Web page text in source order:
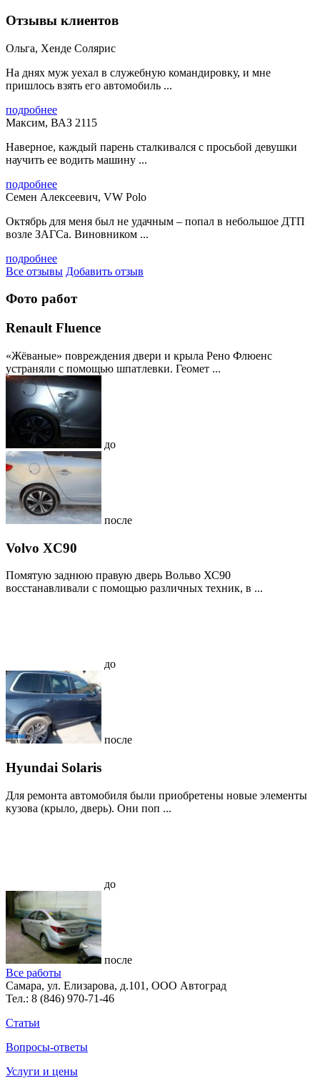
Отзывы клиентов
Ольга, Хенде Солярис
На днях муж уехал в служебную командировку, и мне
пришлось взять его автомобиль ...
подробнее
Максим, ВАЗ 2115
Наверное, каждый парень сталкивался с просьбой девушки
научить ее водить машину ...
подробнее
Семен Алексеевич, VW Polo
Октябрь для меня был не удачным – попал в небольшое ДТП
возле ЗАГСа. Виновником ...
подробнее
Все отзывы Добавить отзыв
Фото работ
Renault Fluence
«Жёваные» повреждения двери и крыла Рено Флюенс
устраняли с помощью шпатлевки. Геомет ...
до
после
Volvo XC90
Помятую заднюю правую дверь Вольво ХС90
восстанавливали с помощью различных техник, в ...
до
после
Hyundai Solaris
Для ремонта автомобиля были приобретены новые элементы
кузова (крыло, дверь). Они поп ...
до
после
Все работы
Самара, ул. Елизарова, д.101, ООО Автоград
Тел.: 8 (846) 970-71-46
Статьи
Вопросы-ответы
Услуги и цены